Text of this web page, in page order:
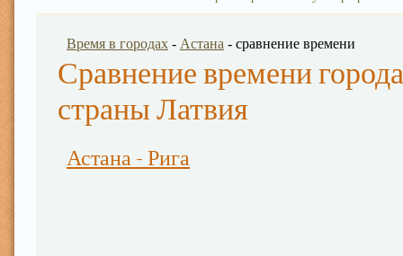
Время в городах - Астана - сравнение времени
Сравнение времени
страны Латвия
Астана - Рига